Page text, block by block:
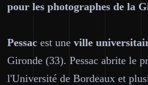
pour les photographes de la
Pessac est une ville
Gironde (33). Pessac abrite le
l'Université de Bordeaux et